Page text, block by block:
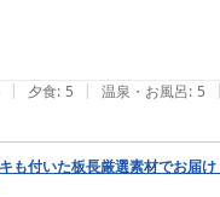
| 夕食: 5 | 温泉・お風呂: 5 |
も付いた板長厳選素材でお届